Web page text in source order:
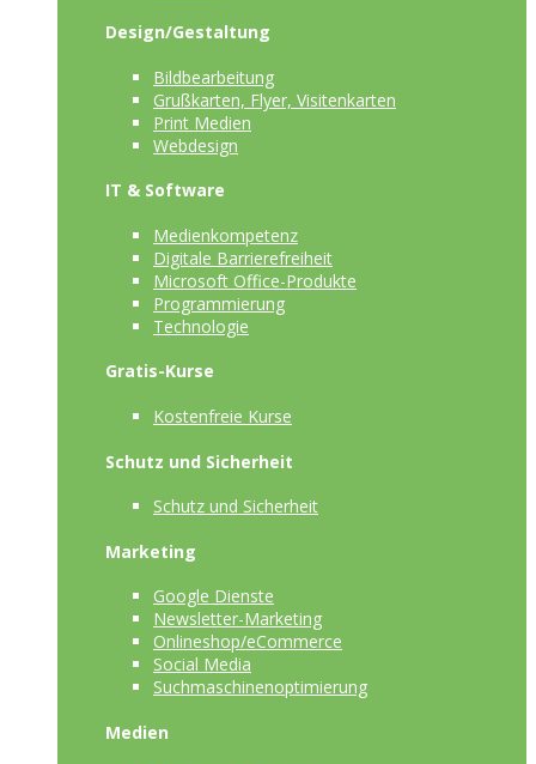
Design/Gestaltung
Bildbearbeitung
Grußkarten, Flyer, Visitenkarten
Print Medien
Webdesign
IT & Software
Medienkompetenz
Digitale Barrierefreiheit
Microsoft Office-Produkte
Programmierung
Technologie
Gratis-Kurse
Kostenfreie Kurse
Schutz und Sicherheit
Schutz und Sicherheit
Marketing
Google Dienste
Newsletter-Marketing
Onlineshop/eCommerce
Social Media
Suchmaschinenoptimierung
Medien